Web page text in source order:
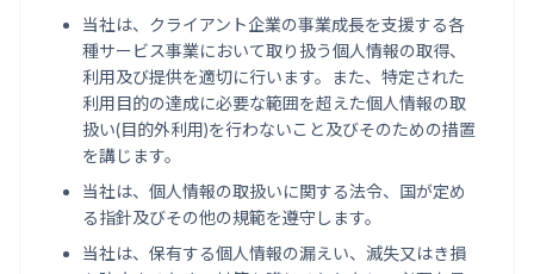
当社は、クライアント企業の事業成長を支援する各
種サービス事業において取り扱う個人情報の取得、
利用及び提供を適切に行います。また、特定された
利用目的の達成に必要な範囲を超えた個人情報の取
扱い(目的外利用)を行わないこと及びそのための措置
を講じます。
当社は、個人情報の取扱いに関する法令、国が定め
る指針及びその他の規範を遵守します。
当社は、保有する個人情報の漏えい、滅失又はき損